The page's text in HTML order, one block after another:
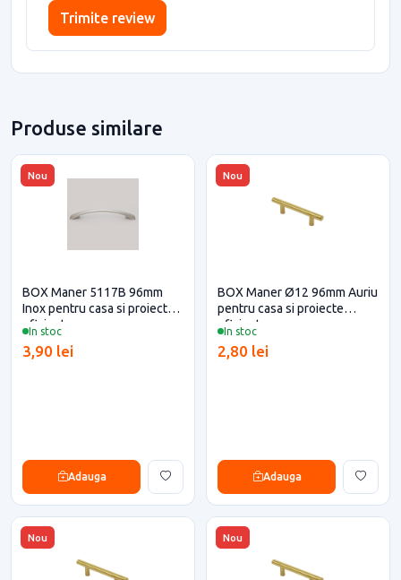
Trimite review
Produse similare
Nou
In stoc
BOX Maner 5117B 96mm
Inox pentru casa si proiecte
eficiente
3,90 lei
Adauga
Nou
In stoc
BOX Maner Ø12 96mm Auriu
pentru casa si proiecte
eficiente
2,80 lei
Adauga
Nou Nou